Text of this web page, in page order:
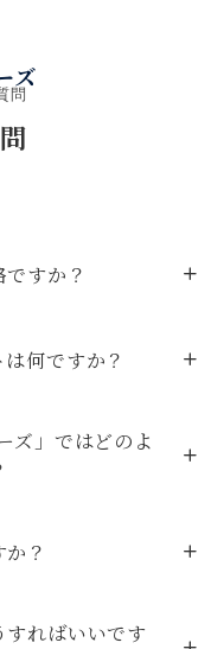
ズ
問
すか？
何ですか？
ズ」ではどのよ
？
ればいいです